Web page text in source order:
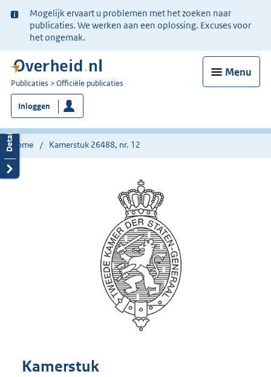
Ter
informatie:
Mogelijk ervaart u problemen met het zoeken naar
publicaties. We werken aan een oplossing. Excuses voor
het ongemak.
Menu
U
bent
nu
hier:
Publicaties Officiële publicaties
Inloggen
Home Kamerstuk 26488, nr. 12
Kamerstuk